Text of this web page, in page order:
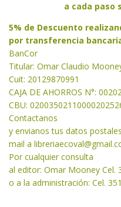
a cada paso
5% de Descuento
por transferencia
BanCor
Titular: Omar Claudio
Cuit: 20129870991
CAJA DE AHORROS N°:
CBU:
Contactanos
y envianos tus datos
mail a libreriaecoval
Por cualquier consulta
al editor: Omar Mooney Cel.
o a la administración: Cel.